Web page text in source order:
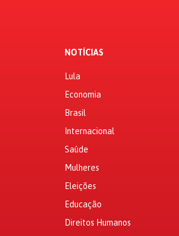
NOTÍCIAS
Lula
Economia
Brasil
Internacional
Saúde
Mulheres
Eleições
Educação
Direitos Humanos